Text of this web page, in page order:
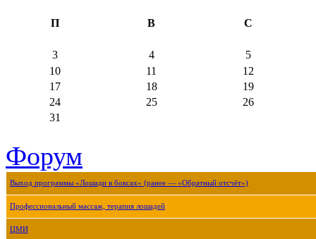
П В С
3 4
5
10
11
12
17
18
19
24
25
26
31
Форум
Выход программы «Лошади в боксах» (ранее — «Обратный отсчёт»)
Профессиональный массаж, терапия лошадей
ЦМИ